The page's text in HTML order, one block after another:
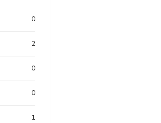
0
2
0
0
1